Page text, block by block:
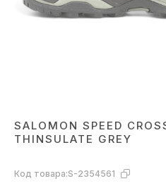
SALOMON SPEED
THINSULATE GREY
Код товара:S-2354561